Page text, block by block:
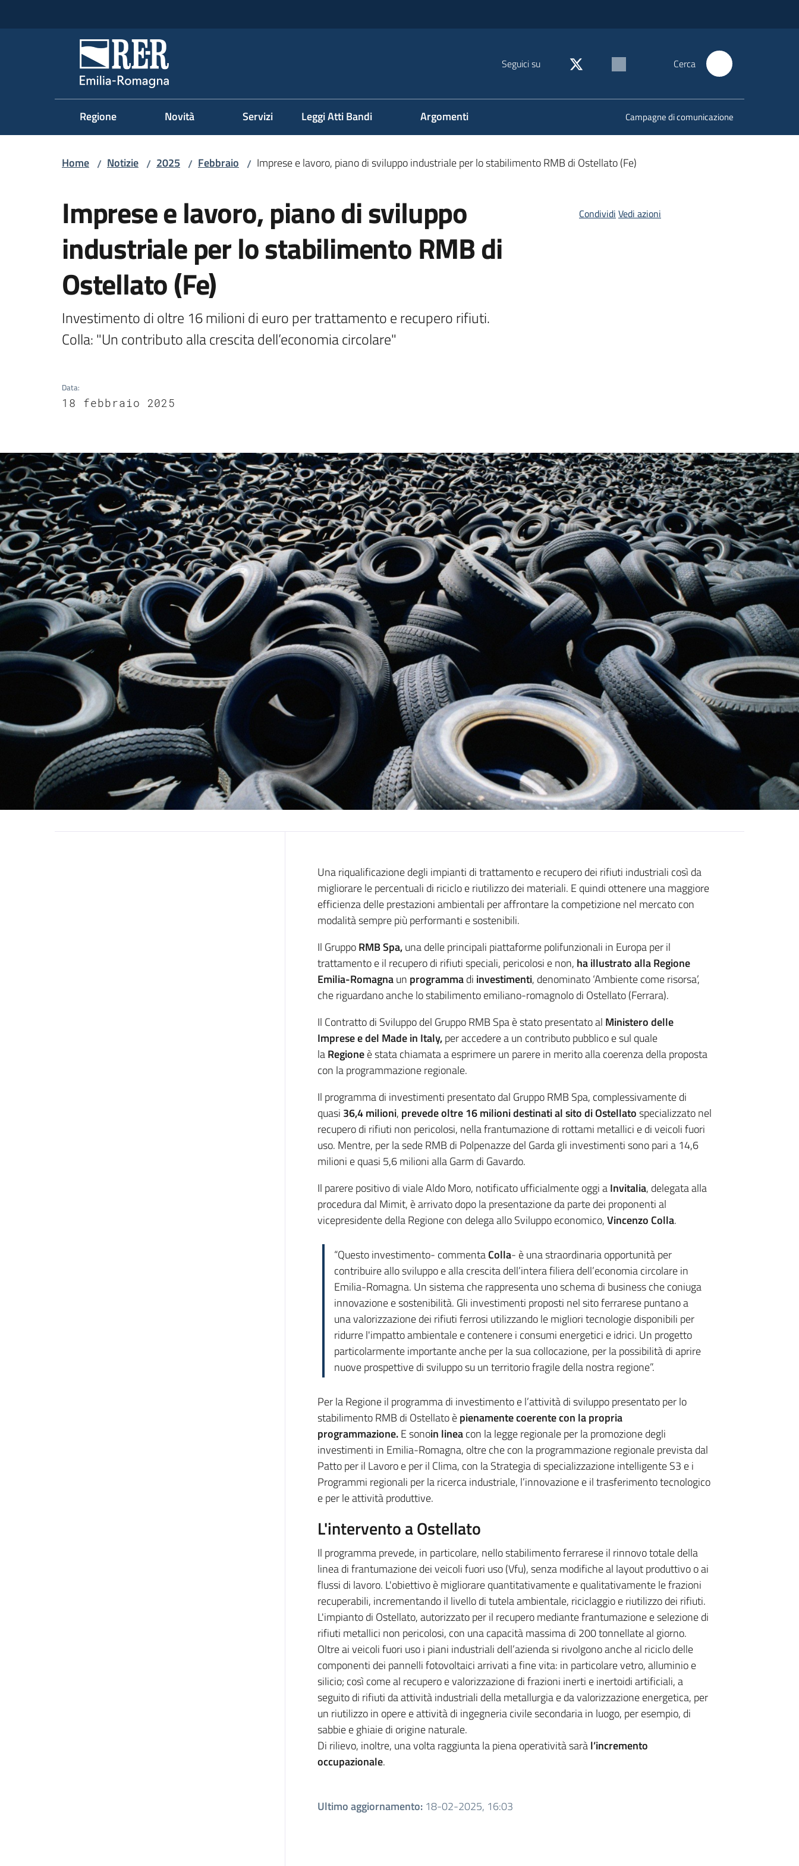
Regione Emilia-Romagna Seguici su Cerca
Regione Novità Servizi Leggi Atti Bandi Argomenti Campagne di comunicazione
Home / Notizie / 2025 / Febbraio / Imprese e lavoro, piano di sviluppo industriale per lo stabilimento RMB di Ostellato (Fe)
Imprese e lavoro, piano di sviluppo
industriale per lo stabilimento RMB di
Ostellato (Fe)
Investimento di oltre 16 milioni di euro per trattamento e recupero rifiuti.
Colla: "Un contributo alla crescita dell’economia circolare"
Data:
18 febbraio 2025
Condividi Vedi azioni
Introduzione
Una riqualificazione degli impianti di trattamento e recupero dei rifiuti industriali così da
migliorare le percentuali di riciclo e riutilizzo dei materiali. E quindi ottenere una maggiore
efficienza delle prestazioni ambientali per affrontare la competizione nel mercato con
modalità sempre più performanti e sostenibili.
Il GruppoRMB Spa,una delle principali piattaforme polifunzionali in Europa per il
trattamento e il recupero di rifiuti speciali, pericolosi e non, ha illustrato alla Regione
Emilia-Romagnaun programmadi investimenti, denominato ‘Ambiente come risorsa’,
che riguardano anche lo stabilimento emiliano-romagnolo di Ostellato (Ferrara).
Il Contratto di Sviluppo del Gruppo RMB Spa è stato presentato al Ministero delle
Imprese e del Made in Italy,per accedere a un contributo pubblico e sul quale
laRegioneè stata chiamata a esprimere un parere in merito alla coerenza della proposta
con la programmazione regionale.
Il programma di investimenti presentato dal Gruppo RMB Spa, complessivamente di
quasi 36,4 milioni, prevede oltre 16 milioni destinati al sito di Ostellatospecializzato nel
recupero di rifiuti non pericolosi, nella frantumazione di rottami metallici e di veicoli fuori
uso. Mentre, per la sede RMB di Polpenazze del Garda gli investimenti sono pari a 14,6
milioni e quasi 5,6 milioni alla Garm di Gavardo.
Il parere positivo di viale Aldo Moro, notificato ufficialmente oggi aInvitalia, delegata alla
procedura dal Mimit, è arrivato dopo la presentazione da parte dei proponenti al
vicepresidente della Regione con delega allo Sviluppo economico,Vincenzo Colla.
“Questo investimento- commentaColla- è una straordinaria opportunità per
contribuire allo sviluppo e alla crescita dell’intera filiera dell’economia circolare in
Emilia-Romagna. Un sistema che rappresenta uno schema di business che coniuga
innovazione e sostenibilità. Gli investimenti proposti nel sito ferrarese puntano a
una valorizzazione dei rifiuti ferrosi utilizzando le migliori tecnologie disponibili per
ridurre l'impatto ambientale e contenere i consumi energetici e idrici. Un progetto
particolarmente importante anche per la sua collocazione, per la possibilità di aprire
nuove prospettive di sviluppo su un territorio fragile della nostra regione”.
Per la Regione il programma di investimento e l’attività di sviluppo presentato per lo
stabilimento RMB di Ostellato èpienamente coerente con la propria
programmazione.E sonoin lineacon la legge regionale per la promozione degli
investimenti in Emilia-Romagna, oltre che con la programmazione regionale prevista dal
Patto per il Lavoro e per il Clima, con la Strategia di specializzazione intelligente S3 e i
Programmi regionali per la ricerca industriale, l’innovazione e il trasferimento tecnologico
e per le attività produttive.
L'intervento a Ostellato
Il programma prevede, in particolare, nello stabilimento ferrarese il rinnovo totale della
linea di frantumazione dei veicoli fuori uso (Vfu), senza modifiche al layout produttivo o ai
flussi di lavoro. L'obiettivo è migliorare quantitativamente e qualitativamente le frazioni
recuperabili, incrementando il livello di tutela ambientale, riciclaggio e riutilizzo dei rifiuti.
L'impianto di Ostellato, autorizzato per il recupero mediante frantumazione e selezione di
rifiuti metallici non pericolosi, con una capacità massima di 200 tonnellate al giorno.
Oltre ai veicoli fuori uso i piani industriali dell’azienda si rivolgono anche al riciclo delle
componenti dei pannelli fotovoltaici arrivati a fine vita: in particolare vetro, alluminio e
silicio; così come al recupero e valorizzazione di frazioni inerti e inertoidi artificiali, a
seguito di rifiuti da attività industriali della metallurgia e da valorizzazione energetica, per
un riutilizzo in opere e attività di ingegneria civile secondaria in luogo, per esempio, di
sabbie e ghiaie di origine naturale.
Di rilievo, inoltre, una volta raggiunta la piena operatività saràl’incremento
occupazionale.
Ultimo aggiornamento: 18-02-2025, 16:03